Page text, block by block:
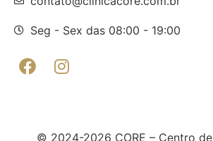
Seg - Sex das 08:00 - 19:00
© 2024-2026 CORE – Centro